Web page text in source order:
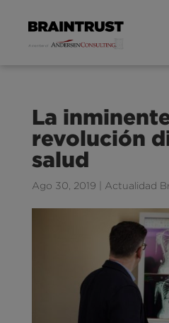
La
revolución
salud
Ago 30, 2019 Actualidad